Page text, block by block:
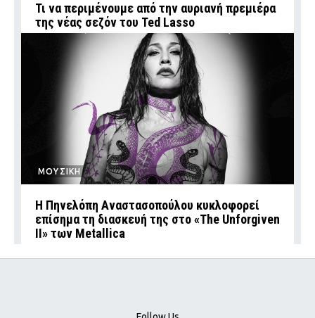
Τι να περιμένουμε από την αυριανή πρεμιέρα
της νέας σεζόν του Ted Lasso
ΜΟΥΣΙΚΗ
Η Πηνελόπη Αναστασοπούλου κυκλοφορεί
επίσημα τη διασκευή της στο «The Unforgiven
II» των Metallica